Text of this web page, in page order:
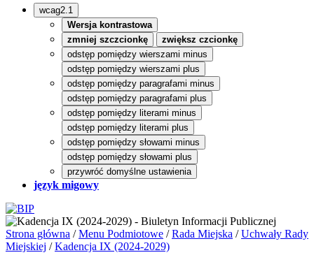
wcag2.1
Wersja kontrastowa
zmniej szczcionkę
zwiększ czcionkę
odstęp pomiędzy wierszami minus
odstęp pomiędzy wierszami plus
odstęp pomiędzy paragrafami minus
odstęp pomiędzy paragrafami plus
odstęp pomiędzy literami minus
odstęp pomiędzy literami plus
odstęp pomiędzy słowami minus
odstęp pomiędzy słowami plus
przywróć domyślne ustawienia
język migowy
Strona główna /Menu Podmiotowe /Rada Miejska /Uchwały Rady
Miejskiej /Kadencja IX (2024-2029)